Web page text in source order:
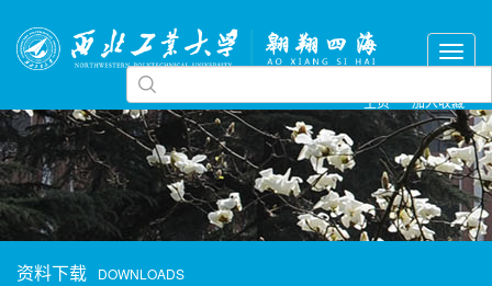
主页 加入收藏
资料下载 DOWNLOADS